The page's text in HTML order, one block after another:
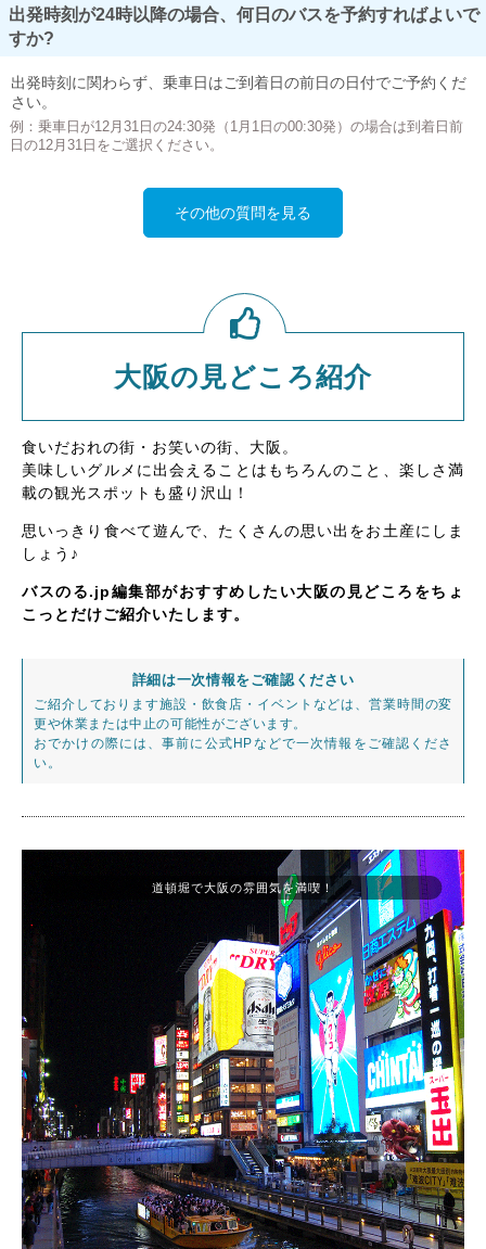
出発時刻が24時以降の場合、何日のバスを予約すればよいで
すか?
出発時刻に関わらず、乗車日はご到着日の前日の日付でご予約くだ
さい。
例：乗車日が12月31日の24:30発（1月1日の00:30発）の場合は到着日前
日の12月31日をご選択ください。
その他の質問を見る
大阪の見どころ紹介
食いだおれの街・お笑いの街、大阪。
美味しいグルメに出会えることはもちろんのこと、楽しさ満
載の観光スポットも盛り沢山！
思いっきり食べて遊んで、たくさんの思い出をお土産にしま
しょう♪
バスのる.jp編集部がおすすめしたい大阪の見どころをちょ
こっとだけご紹介いたします。
詳細は一次情報をご確認ください
ご紹介しております施設・飲食店・イベントなどは、営業時間の変
更や休業または中止の可能性がございます。
おでかけの際には、事前に公式HPなどで一次情報をご確認くださ
い。
道頓堀で大阪の雰囲気を満喫！